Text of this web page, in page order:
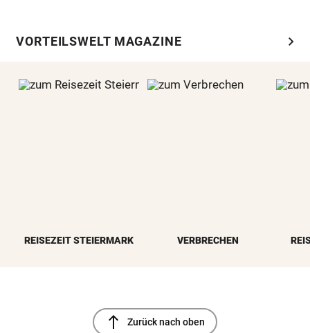
VORTEILSWELT MAGAZINE chevron_right
REISEZEIT STEIERMARK VERBRECHEN
north Zurück nach oben